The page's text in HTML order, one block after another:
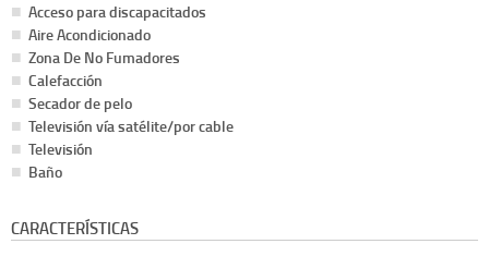
Acceso para discapacitados
Aire Acondicionado
Zona De No Fumadores
Calefacción
Secador de pelo
Televisión vía satélite/por cable
Televisión
Baño
CARACTERÍSTICAS